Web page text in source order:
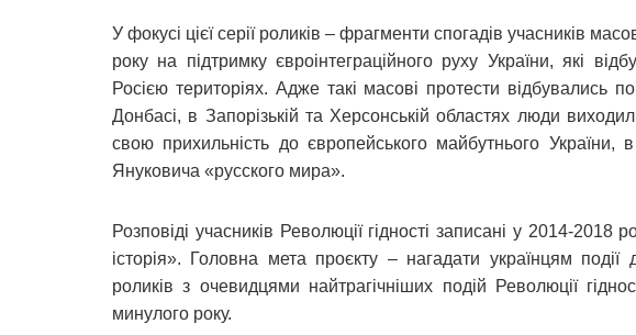
У фокусі цієї серії роликів – фрагменти спогадів учасників
року на підтримку євроінтеграційного руху України, які
Росією територіях. Адже такі масові протести відбувались
Донбасі, в Запорізькій та Херсонській областях люди
свою прихильність до європейського майбутнього України,
Януковича «русского мира».
Розповіді учасників Революції гідності записані у 2014-
історія». Головна мета проєкту – нагадати українцям
роликів з очевидцями найтрагічніших подій Революції
минулого року.